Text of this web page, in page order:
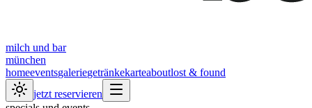
milch und bar
münchen
homeeventsgaleriegetränkekarteaboutlost & found
jetzt reservieren